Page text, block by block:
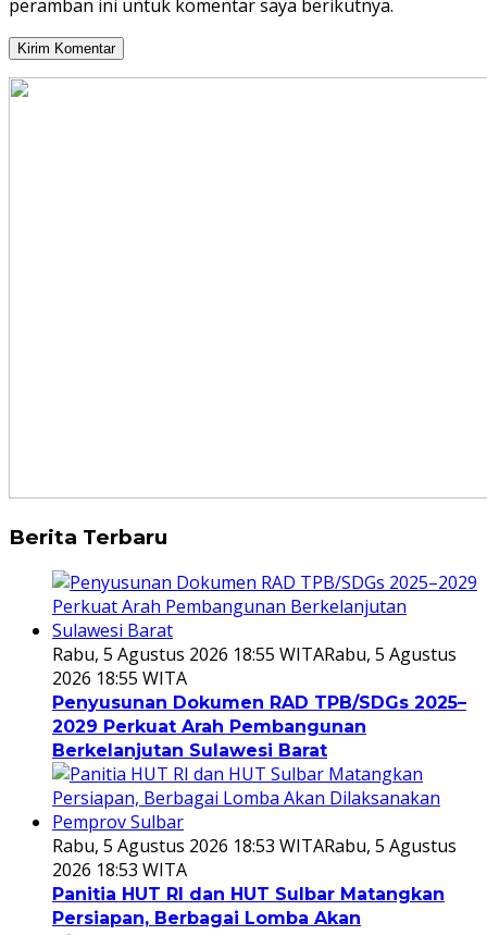
peramban ini untuk komentar saya berikutnya.
Berita Terbaru
Rabu, 5 Agustus 2026 18:55 WITARabu, 5 Agustus
2026 18:55 WITA
Penyusunan Dokumen RAD TPB/SDGs 2025–
2029 Perkuat Arah Pembangunan
Berkelanjutan Sulawesi Barat
Rabu, 5 Agustus 2026 18:53 WITARabu, 5 Agustus
2026 18:53 WITA
Panitia HUT RI dan HUT Sulbar Matangkan
Persiapan, Berbagai Lomba Akan